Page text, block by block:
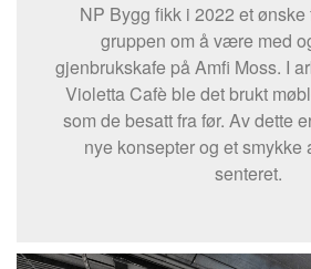
NP Bygg fikk i 2022 et
gruppen om å være med
gjenbrukskafe på Amfi Moss. I
Violetta Cafè ble det brukt
som de besatt fra før. Av dette
nye konsepter og et smykke
senteret.